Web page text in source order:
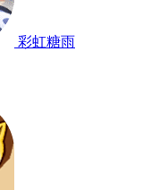
彩虹糖雨